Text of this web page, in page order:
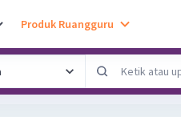
Produk Ruangguru